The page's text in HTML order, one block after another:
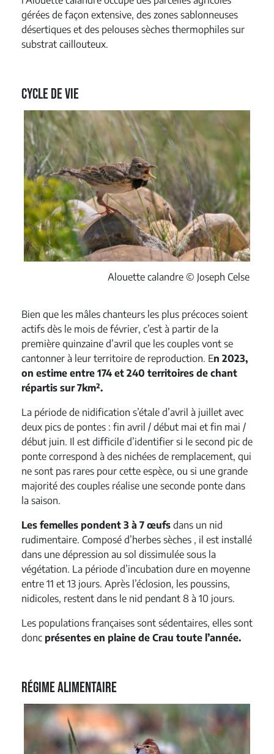
gérées de façon extensive, des zones sablonneuses
désertiques et des pelouses sèches thermophiles sur
substrat caillouteux.
Cycle de vie
Alouette calandre © Joseph Celse
Bien que les mâles chanteurs les plus précoces soient
actifs dès le mois de février, c’est à partir de la
première quinzaine d’avril que les couples vont se
cantonner à leur territoire de reproduction. En 2023,
on estime entre 174 et 240 territoires de chant
répartis sur 7km².
La période de nidification s’étale d’avril à juillet avec
deux pics de pontes : fin avril / début mai et fin mai /
début juin. Il est difficile d’identifier si le second pic de
ponte correspond à des nichées de remplacement, qui
ne sont pas rares pour cette espèce, ou si une grande
majorité des couples réalise une seconde ponte dans
la saison.
Les femelles pondent 3 à 7 œufs dans un nid
rudimentaire. Composé d’herbes sèches , il est installé
dans une dépression au sol dissimulée sous la
végétation. La période d’incubation dure en moyenne
entre 11 et 13 jours. Après l’éclosion, les poussins,
nidicoles, restent dans le nid pendant 8 à 10 jours.
Les populations françaises sont sédentaires, elles sont
donc présentes en plaine de Crau toute l’année.
Régime alimentaire